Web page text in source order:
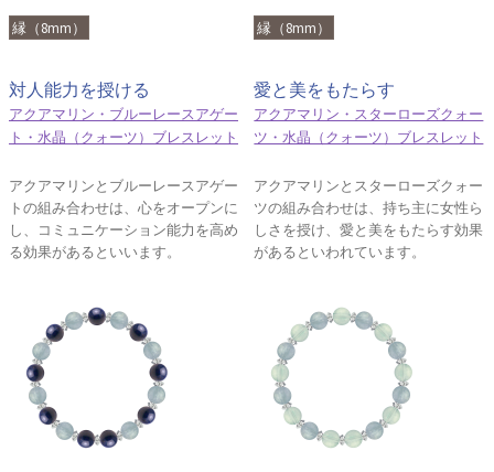
縁（8mm）
対人能力を授ける
アクアマリン・ブルーレースアゲー
ト・水晶（クォーツ）ブレスレット
アクアマリンとブルーレースアゲー
トの組み合わせは、心をオープンに
し、コミュニケーション能力を高め
る効果があるといいます。
縁（8mm）
愛と美をもたらす
アクアマリン・スターローズクォー
ツ・水晶（クォーツ）ブレスレット
アクアマリンとスターローズクォー
ツの組み合わせは、持ち主に女性ら
しさを授け、愛と美をもたらす効果
があるといわれています。